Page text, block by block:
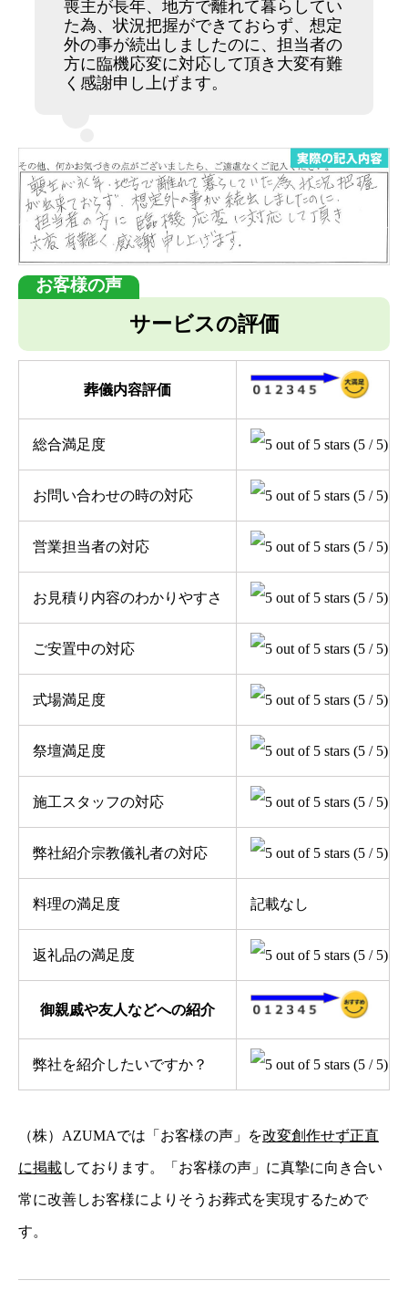
喪主が長年、地方で離れて暮らしてい
た為、状況把握ができておらず、想定
外の事が続出しましたのに、担当者の
方に臨機応変に対応して頂き大変有難
く感謝申し上げます。
サービスの評価
葬儀内容評価
総合満足度 (5 / 5)
お問い合わせの時の対応 (5 / 5)
営業担当者の対応 (5 / 5)
お見積り内容のわかりやすさ (5 / 5)
ご安置中の対応 (5 / 5)
式場満足度 (5 / 5)
祭壇満足度 (5 / 5)
施工スタッフの対応 (5 / 5)
弊社紹介宗教儀礼者の対応 (5 / 5)
料理の満足度 記載なし
返礼品の満足度 (5 / 5)
御親戚や友人などへの紹介
弊社を紹介したいですか？ (5 / 5)
（株）AZUMAでは「お客様の声」を改変創作せず正直
に掲載しております。「お客様の声」に真摯に向き合い
常に改善しお客様によりそうお葬式を実現するためで
す。